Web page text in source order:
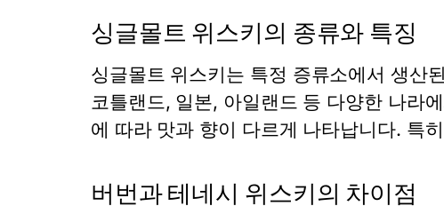
싱글몰트 위스키의 종류와 특징
싱글몰트 위스키는 특정 증류소에서 생산
코틀랜드, 일본, 아일랜드 등 다양한 나라
에 따라 맛과 향이 다르게 나타납니다. 특
버번과 테네시 위스키의 차이점